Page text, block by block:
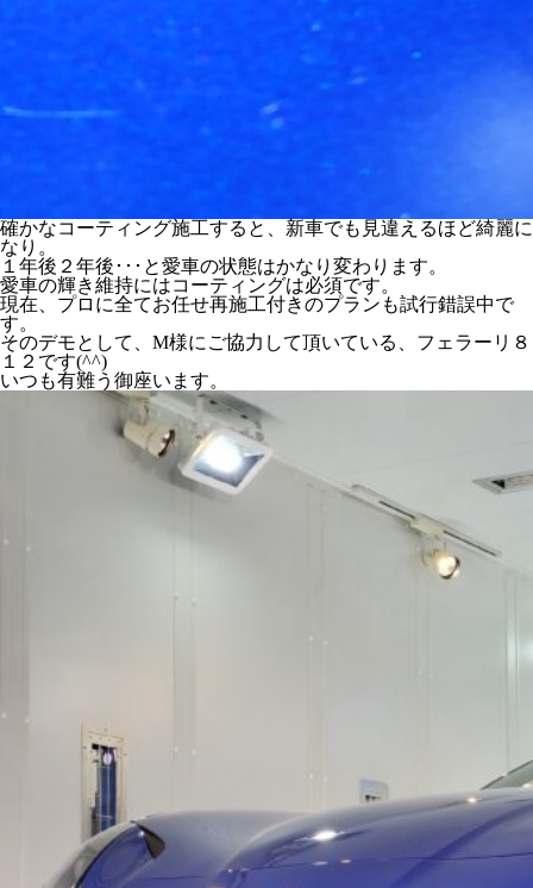
確かなコーティング施工すると、新車でも見違えるほど綺麗に
なり。
１年後２年後･･･と愛車の状態はかなり変わります。
愛車の輝き維持にはコーティングは必須です。
現在、プロに全てお任せ再施工付きのプランも試行錯誤中で
す。
そのデモとして、M様にご協力して頂いている、フェラーリ８
１２です(^^)
いつも有難う御座います。